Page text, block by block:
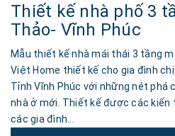
Thiết kế nhà phố 3
Thảo- Vĩnh Phúc
Mẫu thiết kế nhà mái thái 3 tầng
Việt Home thiết kế cho gia đình
Tỉnh Vĩnh Phúc với những nét phá
nhà ở mới. Thiết kế được các
các gia đình...